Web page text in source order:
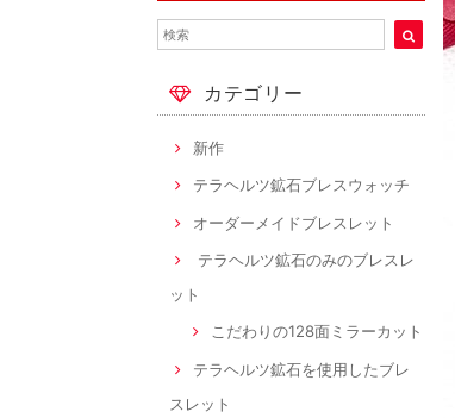
カテゴリー
新作
テラヘルツ鉱石ブレスウォッチ
オーダーメイドブレスレット
テラヘルツ鉱石のみのブレスレ
ット
こだわりの128面ミラーカット
テラヘルツ鉱石を使用したブレ
スレット